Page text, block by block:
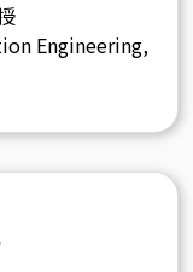
Engineering,